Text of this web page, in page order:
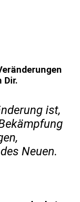
Dir.
ist,
Neuen.